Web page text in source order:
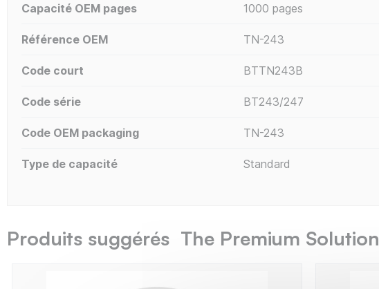
Capacité OEM pages 1000 pages
Référence OEM TN-243
Code court BTTN243B
Code série BT243/247
Code OEM packaging TN-243
Type de capacité Standard
Produits suggérés The Premium Solution